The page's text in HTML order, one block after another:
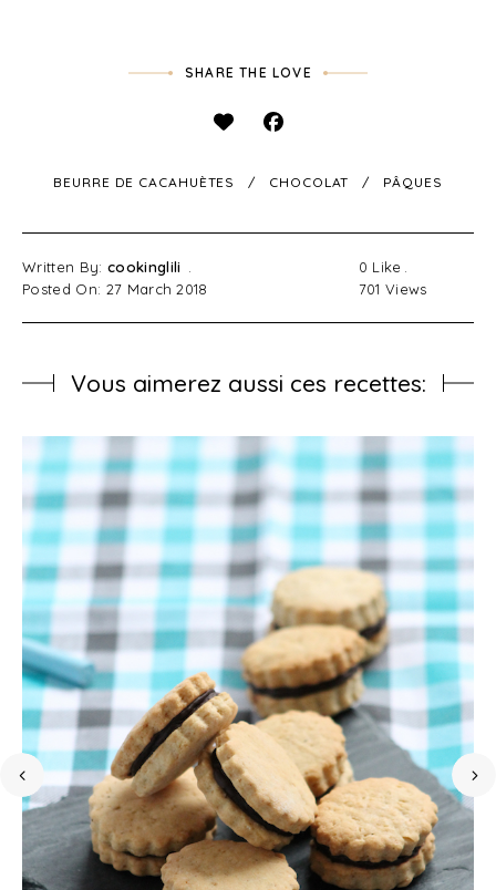
SHARE THE LOVE
BEURRE DE CACAHUÈTES CHOCOLAT PÂQUES
Written By: cookinglili
Posted On: 27 March 2018
0 Like
701 Views
Vous aimerez aussi ces recettes: